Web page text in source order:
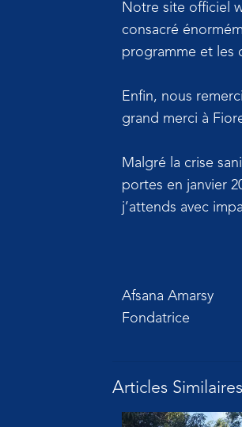
Notre site officiel
consacré
programme et les
Enfin, nous
grand merci à
Malgré la crise
portes en janvier
j’attends avec
Afsana Amarsy
Fondatrice
Articles Similaires